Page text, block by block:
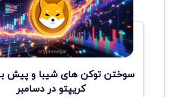
سوختن توکن های شیبا و پیش
کریپتو در دسامبر